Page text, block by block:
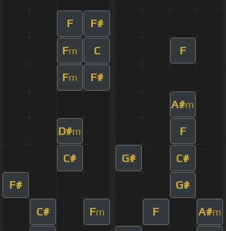
F F#
Fm C F
Fm F#
A#m
D#m F
C# G# C#
F# G#
C# Fm F A#m